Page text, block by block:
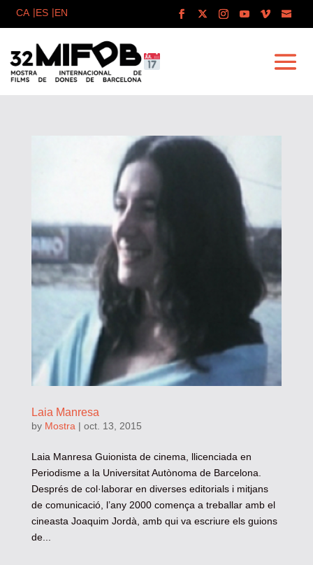
Laia Manresa
by Mostra | oct. 13, 2015
Laia Manresa Guionista de cinema, llicenciada en
Periodisme a la Universitat Autònoma de Barcelona.
Després de col·laborar en diverses editorials i mitjans
de comunicació, l’any 2000 comença a treballar amb el
cineasta Joaquim Jordà, amb qui va escriure els guions
de...